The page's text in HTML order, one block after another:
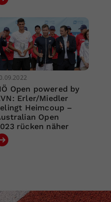
Open powered by
Erler/Miedler
Heimcoup –
Open
rücken näher